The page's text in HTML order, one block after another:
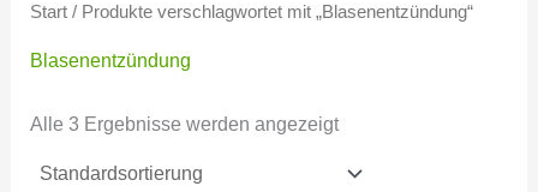
Start/ Produkte verschlagwortet mit „Blasenentzündung“
Blasenentzündung
Alle 3 Ergebnisse werden angezeigt